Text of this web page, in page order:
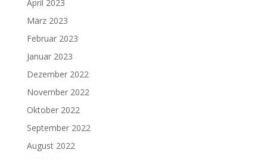
April 2023
März 2023
Februar 2023
Januar 2023
Dezember 2022
November 2022
Oktober 2022
September 2022
August 2022